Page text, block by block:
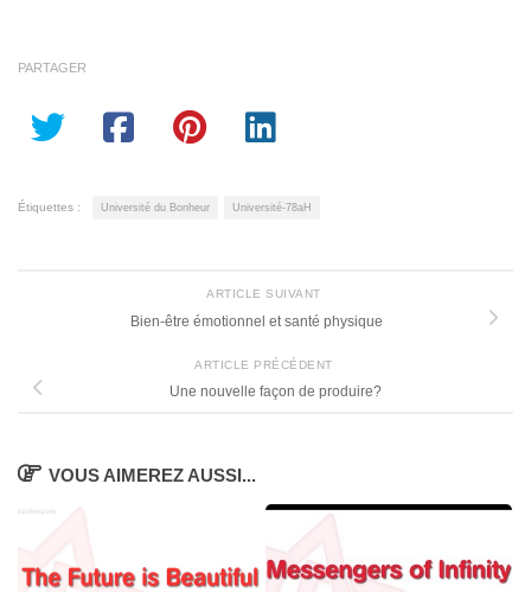
PARTAGER
Étiquettes : Université du Bonheur Université-78aH
ARTICLE SUIVANT
Bien-être émotionnel et santé physique
ARTICLE PRÉCÉDENT
Une nouvelle façon de produire?
VOUS AIMEREZ AUSSI...